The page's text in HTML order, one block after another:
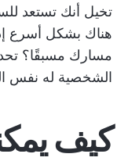
تخيل أنك تستعد
هناك بشكل أسرع
مسارك مسبقًا؟
الشخصية له نفس
كيف